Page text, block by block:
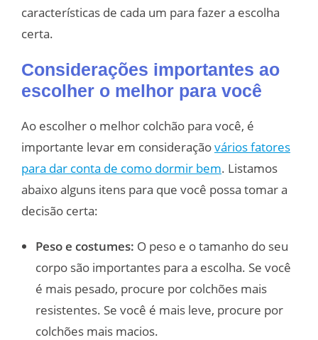
características de cada um para fazer a escolha
certa.
Considerações importantes ao
escolher o melhor para você
Ao escolher o melhor colchão para você, é
importante levar em consideraçãovários fatores
para dar conta de como dormir bem. Listamos
abaixo alguns itens para que você possa tomar a
decisão certa:
Peso e costumes: O peso e o tamanho do seu
corpo são importantes para a escolha. Se você
é mais pesado, procure por colchões mais
resistentes. Se você é mais leve, procure por
colchões mais macios.